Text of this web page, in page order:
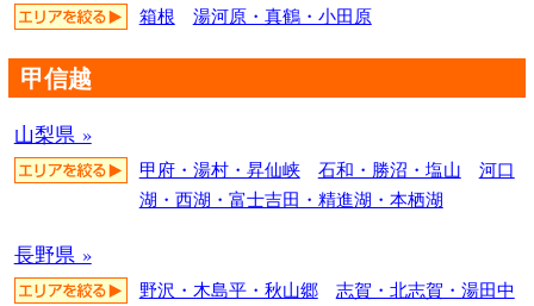
箱根 湯河原・真鶴・小田原
甲信越
山梨県 »
甲府・湯村・昇仙峡 石和・勝沼・塩山
河口
湖・西湖・富士吉田・精進湖・本栖湖
長野県 »
野沢・木島平・秋山郷
志賀・北志賀・湯田中